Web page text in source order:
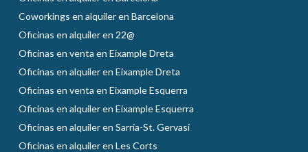
Coworkings en alquiler en Barcelona
Oficinas en alquiler en 22@
Oficinas en venta en Eixample Dreta
Oficinas en alquiler en Eixample Dreta
Oficinas en venta en Eixample Esquerra
Oficinas en alquiler en Eixample Esquerra
Oficinas en alquiler en Sarria-St. Gervasi
Oficinas en alquiler en Les Corts